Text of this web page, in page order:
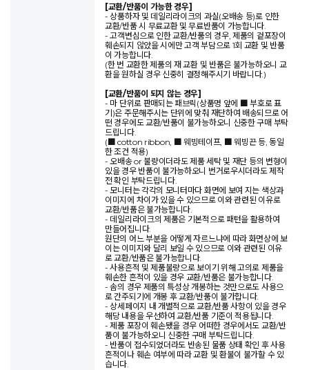
[교환/반품이 가능한 경우]
- 상품하자 및 데일리라이크의 과실(오배송 등)로 인한
교환/반품 시 무료교환 및 무료반품이 가능합니다.
- 고객변심으로 인한 교환/반품의 경우, 제품의 겉포장이
훼손되지 않았을 시에만 고객 부담으로 1회 교환 및 반품
이 가능합니다.
(한 번 교환한 제품의 재 교환 및 반품은 불가능하오니 교
환을 원하실 경우 신중히 결정해주시기 바랍니다.)
[교환/반품이 되지 않는 경우]
- 마 단위로 판매되는 패브릭(상품명 앞에 ■ 부호로 표
기)은 주문해주시는 단위에 맞춰 재단하여 배송되므로 어
떤 경우에도 교환/반품이 불가능하오니 신중한 구매 부탁
드립니다.
(■ cotton ribbon, ■ 웨빙테이프, ■ 웨빙끈 등, 동일
한 조건 적용)
- 오배송 or 불량이더라도 제품 세탁 및 재단 등의 변형이
있을 경우 반품이 불가능하오니 번거로우시더라도 제작
전 확인 부탁드립니다.
- 모니터는 각각의 모니터마다 화면에 보여 지는 색상과
이미지에 차이가 있을 수 있으므로 이와 관련된 이유로
교환/반품은 불가능합니다.
- 데일리라이크의 제품은 기본적으로 패턴을 활용하여
만들어집니다.
원단의 어느 부분을 어떻게 자르느냐에 따라 화면상에 보
이는 이미지와 달리 보일 수 있으므로 이와 관련된 이유
로 교환/반품은 불가능합니다.
- 사용흔적 및 제품불량으로 보이기 위해 고의로 제품을
훼손한 흔적이 있을 경우 교환/반품은 불가능합니다.
- 솜의 경우 제품의 특성상 개봉하는 것만으로도 사용으
로 간주되기에 개봉 후 교환/반품이 불가합니다.
- 상세페이지 내 개별적으로 교환/반품 사항이 있을 경우
해당 내용을 우선하여 교환/반품 기준이 적용됩니다.
- 제품 포장이 훼손됐을 경우 어떠한 경우에서도 교환/반
품이 불가능하오니 신중한 구매 부탁드립니다.
- 반품이 접수되었더라도 반송된 물품 상태 확인 후 사용
흔적이나 훼손 여부에 따라 교환 및 환불이 불가할 수 있
습니다.